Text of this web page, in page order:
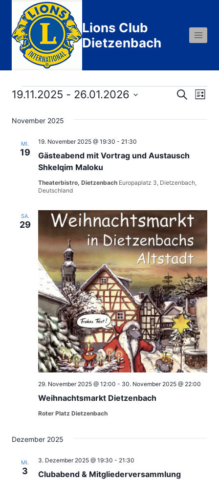
Inhalt
springen
Lions Club
Dietzenbach
Veranstaltungen
Suche
SucheListe
19.11.2025 - 26.01.2026
wählen.
November 2025
MI.
19
Gästeabend mit Vortrag und Austausch
Shkelqim Maloku
19. November 2025 @ 19:30 - 21:30
Theaterbistro, Dietzenbach Europaplatz 3, Dietzenbach,
Deutschland
SA.
29
Weihnachtsmarkt Dietzenbach
29. November 2025 @ 12:00 - 30. November 2025 @ 22:00
Roter Platz Dietzenbach
Dezember 2025
MI.
3 Clubabend & Mitgliederversammlung
3. Dezember 2025 @ 19:30 - 21:30